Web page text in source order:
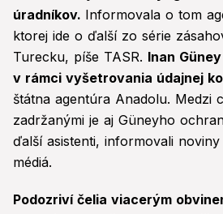
úradníkov. Informovala o tom
ktorej ide o ďalší zo série
Turecku, píše TASR. Inan
v rámci vyšetrovania údajnej
štátna agentúra Anadolu. Medzi
zadržanými je aj Güneyho
ďalší asistenti, informovali
médiá.
Podozriví čelia viacerým